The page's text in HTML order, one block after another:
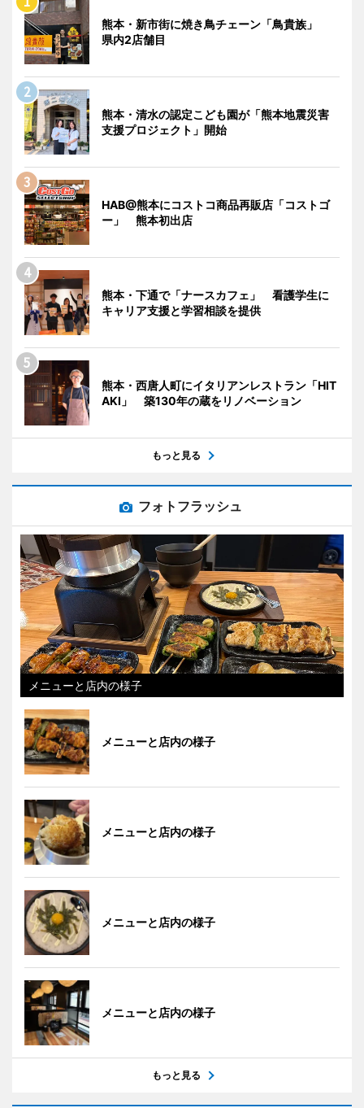
熊本・新市街に焼き鳥チェーン「鳥貴族」
県内2店舗目
熊本・清水の認定こども園が「熊本地震災害
支援プロジェクト」開始
HAB@熊本にコストコ商品再販店「コストゴ
ー」 熊本初出店
熊本・下通で「ナースカフェ」 看護学生に
キャリア支援と学習相談を提供
熊本・西唐人町にイタリアンレストラン「HIT
AKI」 築130年の蔵をリノベーション
もっと見る
フォトフラッシュ
メニューと店内の様子
メニューと店内の様子
メニューと店内の様子
メニューと店内の様子
メニューと店内の様子
もっと見る